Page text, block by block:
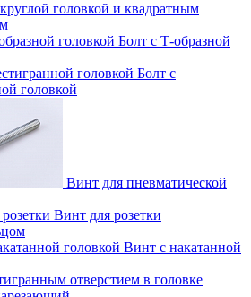
головкой и квадратным
Болт с Т-образной
Болт с
головкой
Винт для пневматической
Винт для розетки
Винт с накатанной
отверстием в головке